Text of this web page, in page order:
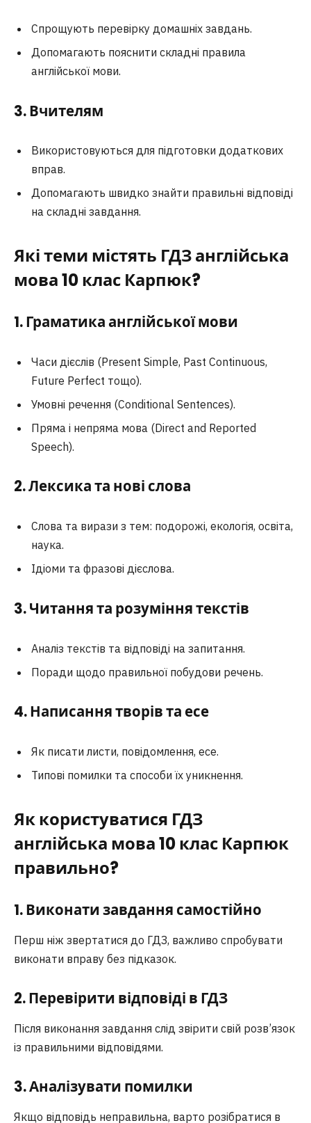
Спрощують перевірку домашніх завдань.
Допомагають пояснити складні правила
англійської мови.
3. Вчителям
Використовуються для підготовки додаткових
вправ.
Допомагають швидко знайти правильні відповіді
на складні завдання.
Які теми містять ГДЗ англійська
мова 10 клас Карпюк?
1. Граматика англійської мови
Часи дієслів (Present Simple, Past Continuous,
Future Perfect тощо).
Умовні речення (Conditional Sentences).
Пряма і непряма мова (Direct and Reported
Speech).
2. Лексика та нові слова
Слова та вирази з тем: подорожі, екологія, освіта,
наука.
Ідіоми та фразові дієслова.
3. Читання та розуміння текстів
Аналіз текстів та відповіді на запитання.
Поради щодо правильної побудови речень.
4. Написання творів та есе
Як писати листи, повідомлення, есе.
Типові помилки та способи їх уникнення.
Як користуватися ГДЗ
англійська мова 10 клас Карпюк
правильно?
1. Виконати завдання самостійно
Перш ніж звертатися до ГДЗ, важливо спробувати
виконати вправу без підказок.
2. Перевірити відповіді в ГДЗ
Після виконання завдання слід звірити свій розв’язок
із правильними відповідями.
3. Аналізувати помилки
Якщо відповідь неправильна, варто розібратися в